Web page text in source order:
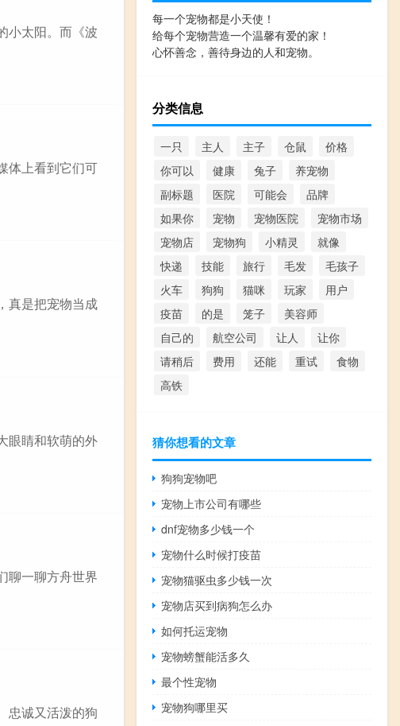
小太阳。而《波
体上看到它们可
真是把宠物当成
眼睛和软萌的外
聊一聊方舟世界
忠诚又活泼的狗
每一个宠物都是小天使！
给每个宠物营造一个温馨有爱的家！
心怀善念，善待身边的人和宠物。
分类信息
一只 主人 主子 仓鼠
价格
你可以
健康 兔子
养宠物
副标题
医院 可能会
品牌
如果你
宠物 宠物医院
宠物市场
宠物店
宠物狗 小精灵
就像
快递
技能 旅行 毛发
毛孩子
火车
狗狗 猫咪 玩家
用户
疫苗
的是 笼子
美容师
自己的
航空公司 让人
让你
请稍后
费用 还能 重试
食物
高铁
猜你想看的文章
狗狗宠物吧
宠物上市公司有哪些
dnf宠物多少钱一个
宠物什么时候打疫苗
宠物猫驱虫多少钱一次
宠物店买到病狗怎么办
如何托运宠物
宠物螃蟹能活多久
最个性宠物
宠物狗哪里买